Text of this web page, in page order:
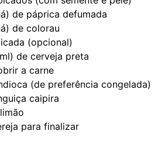
de páprica defumada
de colorau
(opcional)
de cerveja preta
a carne
(de preferência congelada)
caipira
para finalizar